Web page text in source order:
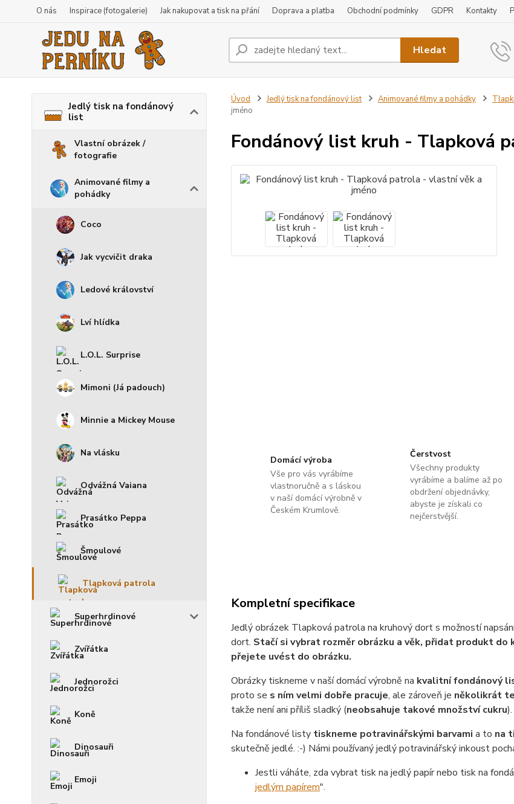
O nás Inspirace (fotogalerie) Jak nakupovat a tisk na přání Doprava a platba Obchodní podmínky GDPR Kontakty
Hledat
Jedlý tisk na fondánový
list
Vlastní obrázek /
fotografie
Animované filmy a
pohádky
Coco
Jak vycvičit draka
Ledové království
Lví hlídka
L.O.L. Surprise
Mimoni (Já padouch)
Minnie a Mickey Mouse
Na vlásku
Odvážná Vaiana
Prasátko Peppa
Šmoulové
Tlapková patrola
Superhrdinové
Zvířátka
Jednorožci
Koně
Dinosauři
Emoji
Úvod Jedlý tisk na fondánový list Animované filmy a pohádky
jméno
Fondánový list kruh - Tlapková
Domácí výroba
Vše pro vás vyrábíme
vlastnoručně a s láskou
v naší domácí výrobně v
Českém Krumlově.
Čerstvost
Všechny produkty
vyrábíme a balíme až po
obdržení objednávky,
abyste je získali co
nejčerstvější.
Kompletní specifikace
Jedlý obrázek Tlapková patrola na kruhový dort s možností
dort. Stačí si vybrat rozměr obrázku a věk, přidat produkt do
přejete uvést do obrázku.
Obrázky tiskneme v naší domácí výrobně na kvalitní fondánový
proto se s ním velmi dobře pracuje, ale zároveň je několikrát
takže není ani příliš sladký (neobsahuje takové množství cukru).
Na fondánové listy tiskneme potravinářskými barvami a to na
skutečně jedlé. :-) Námi používaný jedlý potravinářský inkoust
Jestli váháte, zda vybrat tisk na jedlý papír nebo tisk na
jedlým papírem".